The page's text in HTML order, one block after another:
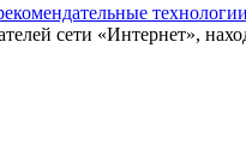
технологии
сети «Интернет»,